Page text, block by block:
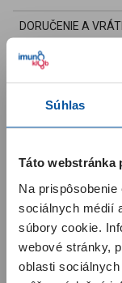
Súhlas
Táto webstránka
Na
sociálnych médií
súbory cookie.
webové stránky,
oblasti
DORUČENIE A
Pozrite si
Milí zákazníci,
krabičiek už nie je
Imunoklubu sa do
odznova. Po
úrovniSILVER . Ak
členom ,